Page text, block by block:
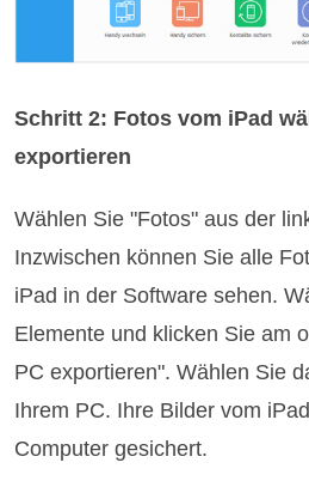
Schritt 2: Fotos vom iPad
exportieren
Wählen Sie "Fotos" aus der
Inzwischen können Sie alle
iPad in der Software sehen.
Elemente und klicken Sie am
PC exportieren". Wählen Sie
Ihrem PC. Ihre Bilder vom
Computer gesichert.